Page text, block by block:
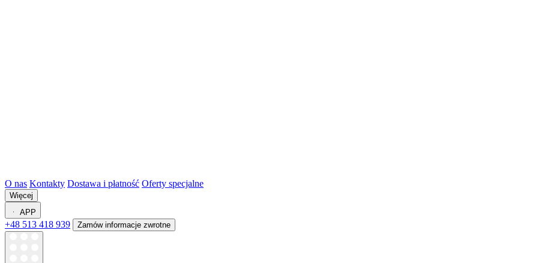
O nas Kontakty Dostawa i płatność Oferty specjalne
Więcej
APP
+48 513 418 939 Zamów informacje zwrotne